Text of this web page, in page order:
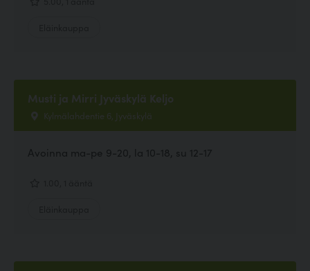
Musti ja Mirri Jyväskylä Keljo
Kylmälahdentie 6, Jyväskylä
Avoinna ma-pe 9-20, la 10-18, su 12-17